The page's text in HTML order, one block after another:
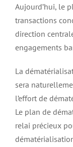
Aujourd’hui, le
transactions
direction
engagements
La
sera
l’effort de
Le plan de
relai précieux